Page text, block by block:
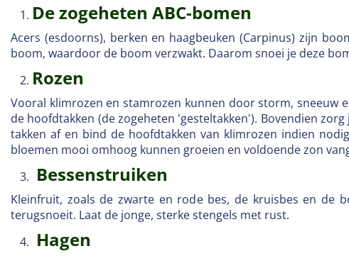
De zogeheten ABC-bomen
Acers (esdoorns), berken en haagbeuken (Carpinus) zijn
boom, waardoor de boom verzwakt. Daarom snoei je deze
Rozen
Vooral klimrozen en stamrozen kunnen door storm, sneeuw
de hoofdtakken (de zogeheten 'gesteltakken'). Bovendien
takken af en bind de hoofdtakken van klimrozen indien
bloemen mooi omhoog kunnen groeien en voldoende zon
Bessenstruiken
Kleinfruit, zoals de zwarte en rode bes, de kruisbes en de
terugsnoeit. Laat de jonge, sterke stengels met rust.
Hagen